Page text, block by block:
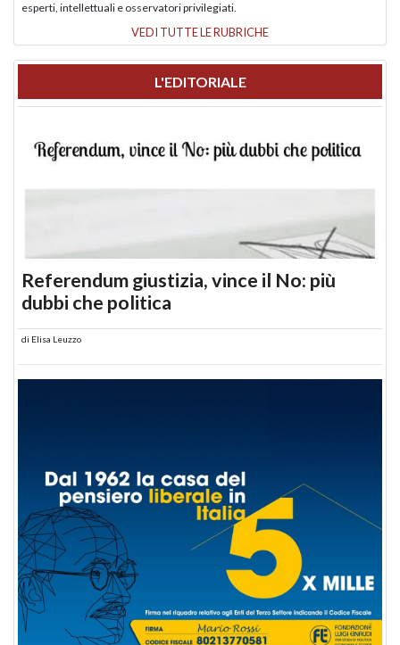
esperti, intellettuali e osservatori privilegiati.
VEDI TUTTE LE RUBRICHE
L'EDITORIALE
Referendum giustizia, vince il No: più
dubbi che politica
di Elisa Leuzzo